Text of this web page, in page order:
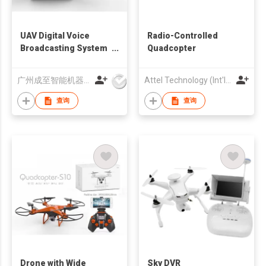
UAV Digital Voice
Broadcasting System
查询
Radio-Controlled
Quadcopter
查询
Drone with Wide Sky DVR